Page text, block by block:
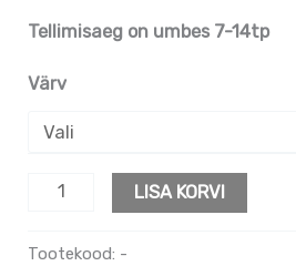
Tellimisaeg on umbes 7-14tp
Värv
LISA KORVI
Tootekood: -